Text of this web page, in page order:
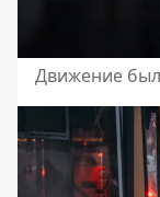
Движение